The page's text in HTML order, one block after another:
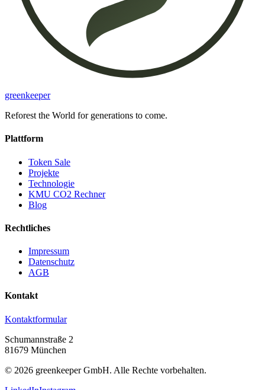
greenkeeper
Reforest the World for generations to come.
Plattform
Token Sale
Projekte
Technologie
KMU CO2 Rechner
Blog
Rechtliches
Impressum
Datenschutz
AGB
Kontakt
Kontaktformular
Schumannstraße 2
81679 München
© 2026 greenkeeper GmbH. Alle Rechte vorbehalten.